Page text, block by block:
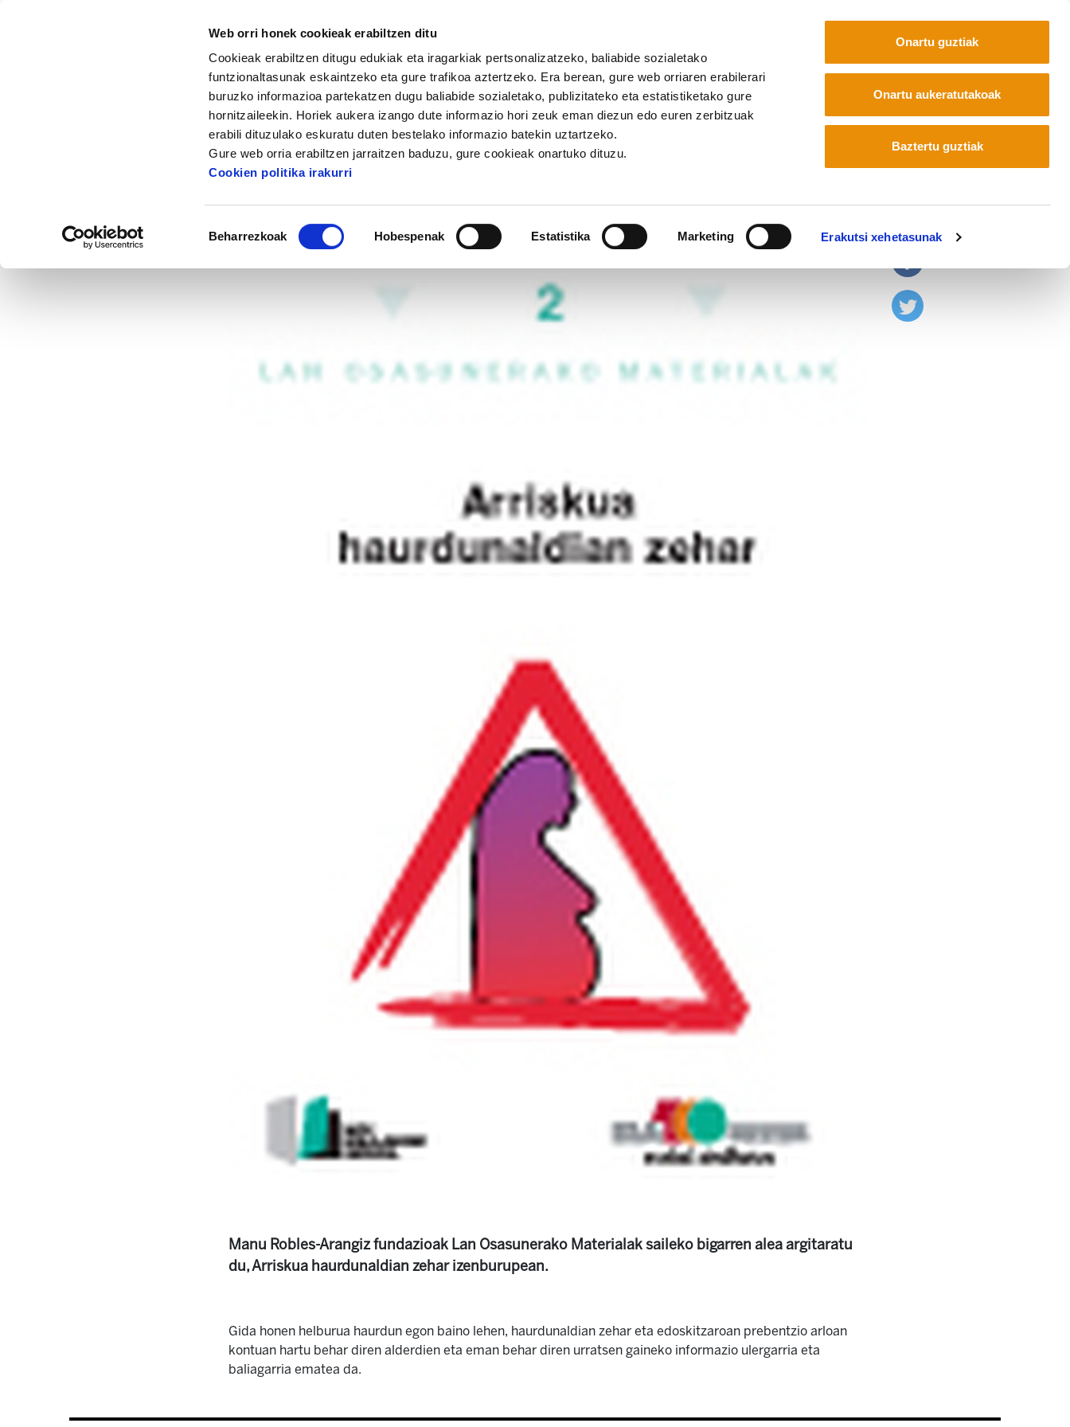
Web orri honek cookieak erabiltzen ditu
Cookieak erabiltzen ditugu edukiak eta iragarkiak pertsonalizatzeko, baliabide sozialetako
funtzionaltasunak eskaintzeko eta gure trafikoa aztertzeko. Era berean, gure web orriaren erabilerari
buruzko informazioa partekatzen dugu baliabide sozialetako, publizitateko eta estatistiketako gure
hornitzaileekin. Horiek aukera izango dute informazio hori zeuk eman diezun edo euren zerbitzuak
erabili dituzulako eskuratu duten bestelako informazio batekin uztartzeko.
Gure web orria erabiltzen jarraitzen baduzu, gure cookieak onartuko dituzu.
Cookien politika irakurri
hautatzea
Beharrezkoak Hobespenak Estatistika Marketing Erakutsi xehetasunak
Onartu guztiak
Onartu aukeratutakoak
Baztertu guztiak
Albisteak eta artikuluak Lan Osasunerako bigarren gida argitaratua
Lan Osasunerako bigarren gida argitaratua
Manu Robles-Arangiz fundazioak Lan Osasunerako Materialak saileko bigarren alea argitaratu
du, Arriskua haurdunaldian zehar izenburupean.
Gida honen helburua haurdun egon baino lehen, haurdunaldian zehar eta edoskitzaroan prebentzio arloan
kontuan hartu behar diren alderdien eta eman behar diren urratsen gaineko informazio ulergarria eta
baliagarria ematea da.